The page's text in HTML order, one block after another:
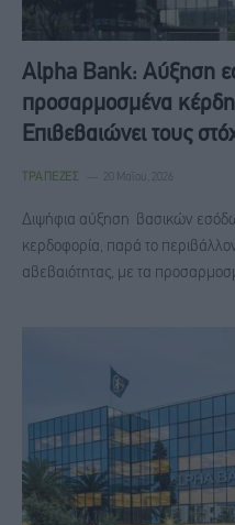
Alpha Bank: Αύξηση
προσαρμοσμένα
Επιβεβαιώνει τους
ΤΡΆΠΕΖΕΣ 20 Μαΐου, 2026
Διψήφια αύξηση βασικών
κερδοφορία, παρά το
αβεβαιότητας, με τα